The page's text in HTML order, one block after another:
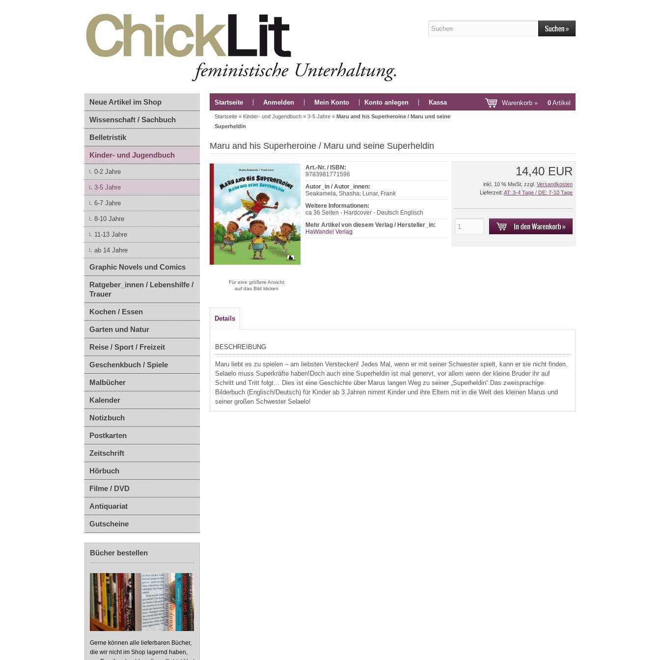
Neue Artikel im Shop
Wissenschaft / Sachbuch
Belletristik
Kinder- und Jugendbuch
0-2 Jahre
3-5 Jahre
6-7 Jahre
8-10 Jahre
11-13 Jahre
ab 14 Jahre
Graphic Novels und Comics
Ratgeber_innen / Lebenshilfe /
Trauer
Kochen / Essen
Garten und Natur
Reise / Sport / Freizeit
Geschenkbuch / Spiele
Malbücher
Kalender
Notizbuch
Postkarten
Zeitschrift
Hörbuch
Filme / DVD
Antiquariat
Gutscheine
Bücher bestellen
Gerne können alle lieferbaren Bücher,
die wir nicht im Shop lagernd haben,
Startseite Anmelden Mein Konto Konto anlegen Kassa Warenkorb » 0 Artikel
Startseite » Kinder- und Jugendbuch » 3-5 Jahre » Maru and his Superheroine / Maru und seine
Superheldin
Maru and his Superheroine / Maru und seine Superheldin
Für eine größere Ansicht
auf das Bild klicken
Art.-Nr. / ISBN:
9783981771596
Autor_in / Autor_innen:
Seakamela, Shasha; Lunar, Frank
Weitere Informationen:
ca 36 Seiten - Hardcover - Deutsch Englisch
Mehr Artikel von diesem Verlag / Hersteller_in:
HaWandel Verlag
14,40 EUR
inkl. 10 % MwSt. zzgl. Versandkosten
Lieferzeit: AT: 3-4 Tage / DE: 7-10 Tage
Details
BESCHREIBUNG
Maru liebt es zu spielen – am liebsten Verstecken! Jedes Mal, wenn er mit seiner Schwester spielt, kann er sie nicht finden.
Selaelo muss Superkräfte haben!Doch auch eine Superheldin ist mal genervt, vor allem wenn der kleine Bruder ihr auf
Schritt und Tritt folgt… Dies ist eine Geschichte über Marus langen Weg zu seiner „Superheldin“.Das zweisprachige
Bilderbuch (Englisch/Deutsch) für Kinder ab 3 Jahren nimmt Kinder und ihre Eltern mit in die Welt des kleinen Marus und
seiner großen Schwester Selaelo!